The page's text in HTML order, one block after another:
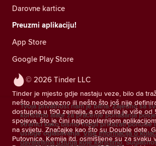
© 2026 Tinder LLC
Tinder je mjesto gdje nastaju veze, bilo da
nešto neobavezno ili nešto što još nije
dostupna u 190 zemalja, a ostvarila je više od
spojeva, što je čini najpopularnijom
na svijetu. Značajke kao što su Double date,
Putovnica, Kemija itd. osmišljene su za svaku
Darovne kartice
Preuzmi aplikaciju!
App Store
Google Play Store
Tvoja privatnost nam je bitna. Zajedno sa
koristimo alate za praćenje ponašanja
stranici kako bismo mogli prikazati ponude
usluge oglašavanja. Više informacija o
davateljima usluga koje koristimo.